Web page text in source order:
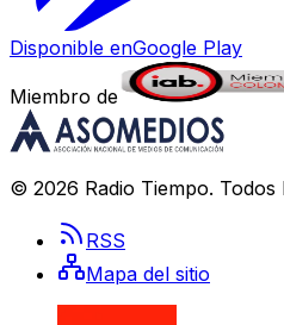
Disponible enGoogle Play
Miembro de
© 2026 Radio Tiempo. Todos
RSS
Mapa del sitio